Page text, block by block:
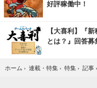
好評稼働中！
【大喜利】『
とは？』回答募
ホーム › 連載・特集 › 特集 › 記事 ›